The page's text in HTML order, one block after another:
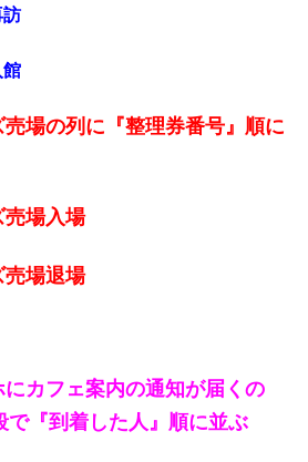
場の列に『整理券番号』順に
場入場
場退場
カフェ案内の通知が届くの
で『到着した人』順に並ぶ